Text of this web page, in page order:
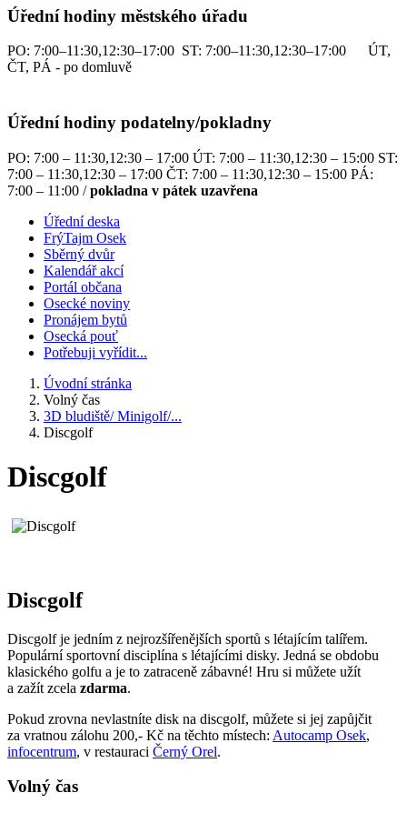
Úřední hodiny městského úřadu
PO: 7:00–11:30,12:30–17:00 ST: 7:00–11:30,12:30–17:00 ÚT,
ČT, PÁ - po domluvě
Úřední hodiny podatelny/pokladny
PO: 7:00 – 11:30,12:30 – 17:00 ÚT: 7:00 – 11:30,12:30 – 15:00 ST:
7:00 – 11:30,12:30 – 17:00 ČT: 7:00 – 11:30,12:30 – 15:00 PÁ:
7:00 – 11:00 /pokladna v pátek uzavřena
Úřední deska
FrýTajm Osek
Sběrný dvůr
Kalendář akcí
Portál občana
Osecké noviny
Pronájem bytů
Osecká pouť
Potřebuji vyřídit...
Úvodní stránka
Volný čas
3D bludiště/ Minigolf/...
Discgolf
Discgolf
Discgolf
Discgolf je jedním z nejrozšířenějších sportů s létajícím talířem.
Populární sportovní disciplína s létajícími disky. Jedná se obdobu
klasického golfu a je to zatraceně zábavné! Hru si můžete užít
a zažít zcela zdarma.
Pokud zrovna nevlastníte disk na discgolf, můžete si jej zapůjčit
za vratnou zálohu 200,- Kč na těchto místech: Autocamp Osek,
infocentrum, v restauraci Černý Orel.
Volný čas